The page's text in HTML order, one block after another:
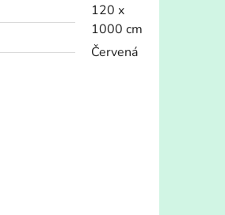
120 x
1000 cm
Červená